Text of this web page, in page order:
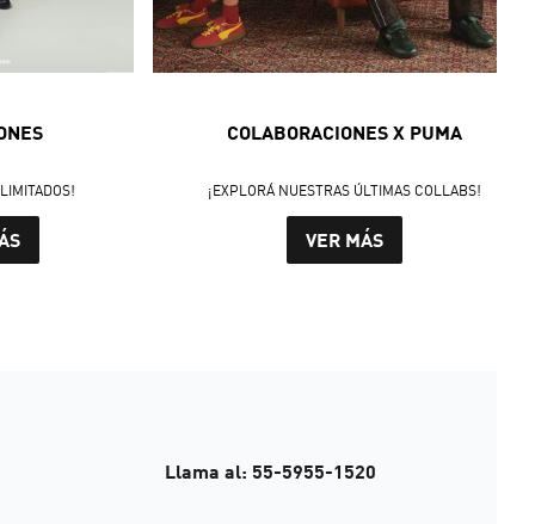
COLABORACIONES X PUMA
¡EXPLORÁ NUESTRAS ÚLTIMAS COLLABS!
VER MÁS
Llama al: 55-5955-1520